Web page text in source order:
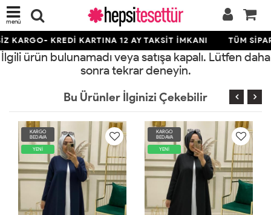
menü
KARGO- KREDİ KARTINA 12 AY TAKSİT İMKANI TÜM
İlgili ürün bulunamadı veya satışa kapalı. Lütfen daha
sonra tekrar deneyin.
Bu Ürünler İlginizi Çekebilir
KARGO
BEDAVA
YENİ
KARGO
BEDAVA
YENİ